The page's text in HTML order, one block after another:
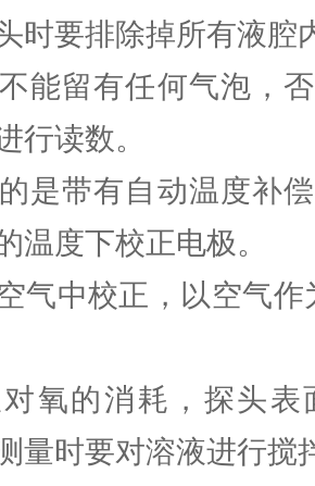
时要排除掉所有液腔
能留有任何气泡，
行读数。
是带有自动温度补
温度下校正电极。
气中校正，以空气
氧的消耗，探头
量时要对溶液进行搅